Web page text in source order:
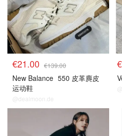
€21.00 €139.00
New Balance 550 皮革麂皮
运动鞋
@dealmoon.de